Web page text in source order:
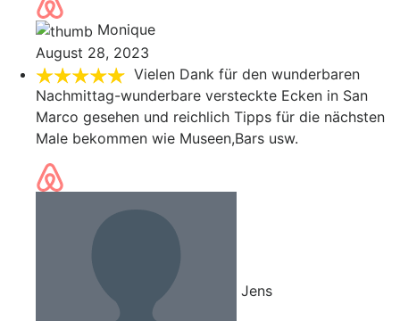
Monique
August 28, 2023
Vielen Dank für den wunderbaren
Nachmittag-wunderbare versteckte Ecken in San
Marco gesehen und reichlich Tipps für die nächsten
Male bekommen wie Museen,Bars usw.
Jens